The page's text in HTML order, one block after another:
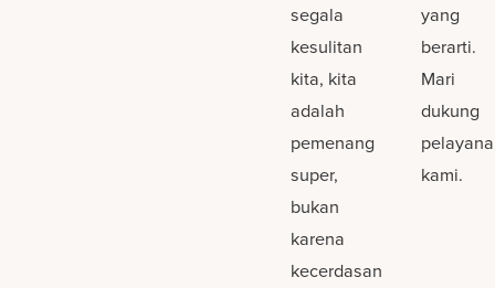
segala
kesulitan
kita, kita
adalah
pemenang
super,
bukan
karena
kecerdasan
yang
berarti.
Mari
dukung
kami.